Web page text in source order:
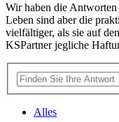
Wir haben die
Leben sind aber die
vielfältiger, als sie auf
KSPartner jegliche
Alles